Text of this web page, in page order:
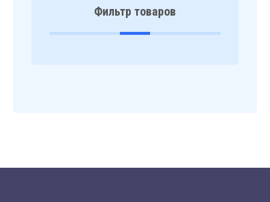
Фильтр товаров